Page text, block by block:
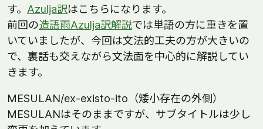
す。 Azulja訳はこちらになります。
前回の造語雨Azulja訳解説では単語の方に重きを置
いていましたが、今回は文法的工夫の方が大きいの
で、裏話も交えながら文法面を中心的に解説してい
きます。
MESULAN/ex-existo-ito（矮小存在の外側）
MESULANはそのままですが、サブタイトルは少し